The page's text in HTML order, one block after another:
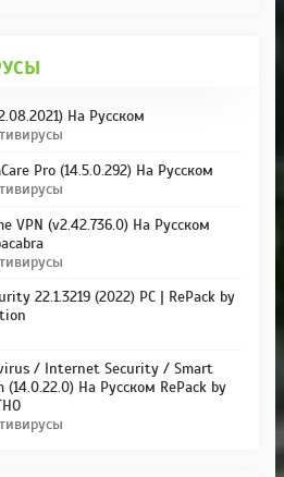
На Русском
Pro (14.5.0.292) На Русском
VPN (v2.42.736.0) На Русском
22.1.3219 (2022) PC | RePack by
/ Internet Security / Smart
На Русском RePack by